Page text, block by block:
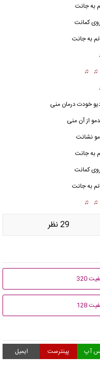
به جانت
کمانت
به جانت
♫ ♫
خودت درمان منی
از آن منی
نشانت
به جانت
کمانت
به جانت
♫ ♫
29 نظر
320
128
آپ پینترست ایمیل